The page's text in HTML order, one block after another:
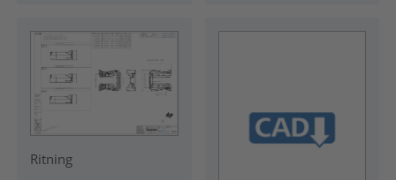
Ritning